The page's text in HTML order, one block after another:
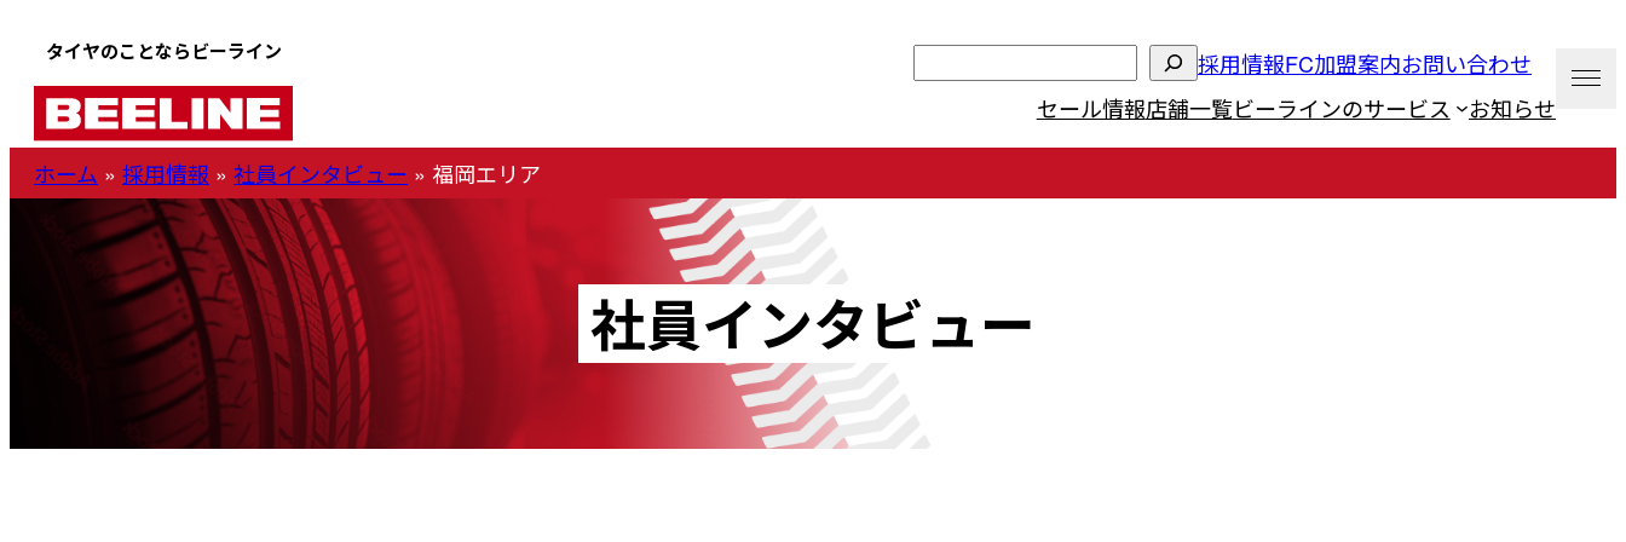
タイヤのことならビーライン 採用情報FC加盟案内お問い合わせ
セール情報店舗一覧ビーラインのサービス お知らせ
ホーム » 採用情報 » 社員インタビュー » 福岡エリア
社員インタビュー